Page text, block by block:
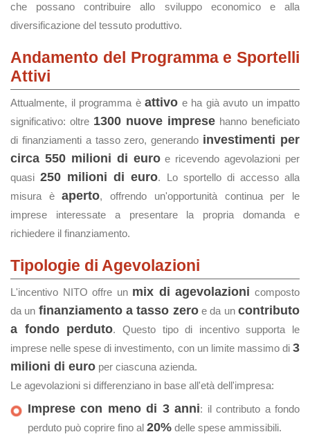
che possano contribuire allo sviluppo economico e alla
diversificazione del tessuto produttivo.
Andamento del Programma e Sportelli
Attivi
Attualmente, il programma è attivo e ha già avuto un impatto
significativo: oltre 1300 nuove imprese hanno beneficiato
di finanziamenti a tasso zero, generando investimenti per
circa 550 milioni di euroe ricevendo agevolazioni per
quasi250 milioni di euro. Lo sportello di accesso alla
misura èaperto, offrendo un'opportunità continua per le
imprese interessate a presentare la propria domanda e
richiedere il finanziamento.
Tipologie di Agevolazioni
L'incentivo NITO offre un mix di agevolazioni composto
da un finanziamento a tasso zeroe da uncontributo
a fondo perduto. Questo tipo di incentivo supporta le
imprese nelle spese di investimento, con un limite massimo di 3
milioni di euro per ciascuna azienda.
Le agevolazioni si differenziano in base all'età dell'impresa:
Imprese con meno di 3 anni: il contributo a fondo
perduto può coprire fino al 20% delle spese ammissibili.